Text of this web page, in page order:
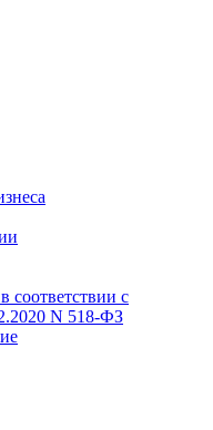
соответствии с
N 518-ФЗ